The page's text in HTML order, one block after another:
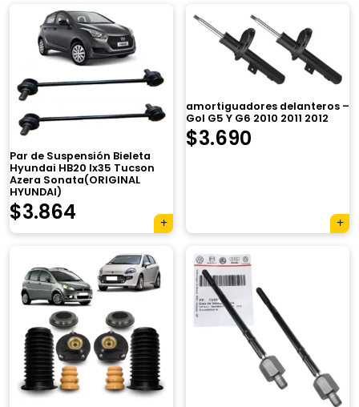
Par de Suspensión Bieleta
Hyundai HB20 Ix35 Tucson
Azera Sonata(ORIGINAL
HYUNDAI)
$3.864
amortiguadores delanteros –
Gol G5 Y G6 2010 2011 2012
$3.690
×